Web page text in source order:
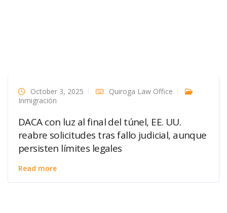
October 3, 2025
Quiroga Law Office
Inmigración
DACA con luz al final del túnel, EE. UU.
reabre solicitudes tras fallo judicial, aunque
persisten límites legales
Read more